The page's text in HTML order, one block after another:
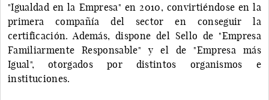
"Igualdad en la Empresa" en 2010, convirtiéndose en la
primera compañía del sector en conseguir la
certificación. Además, dispone del Sello de "Empresa
Familiarmente Responsable" y el de "Empresa más
Igual", otorgados por distintos organismos e
instituciones.